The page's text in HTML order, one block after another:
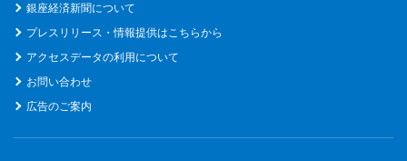
銀座経済新聞について
プレスリリース・情報提供はこちらから
アクセスデータの利用について
お問い合わせ
広告のご案内